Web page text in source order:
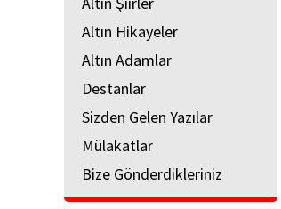
Altın Hikayeler
Altın Adamlar
Destanlar
Sizden Gelen Yazılar
Mülakatlar
Bize Gönderdikleriniz